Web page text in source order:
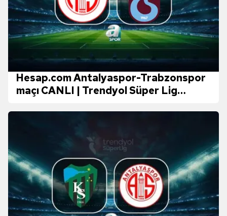
Hesap.com Antalyaspor-Trabzonspor
maçı CANLI | Trendyol Süper Lig